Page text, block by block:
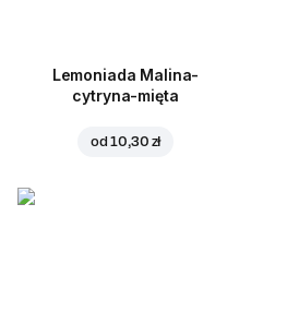
Lemoniada Malina-
cytryna-mięta
od10,30 zł